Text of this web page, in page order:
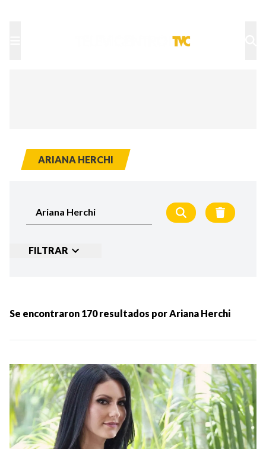
ARIANA HERCHI
FILTRAR
MÁS RECIENTES
MENOS RECIENTES
Periodo:
Se encontraron 170 resultados porAriana Herchi